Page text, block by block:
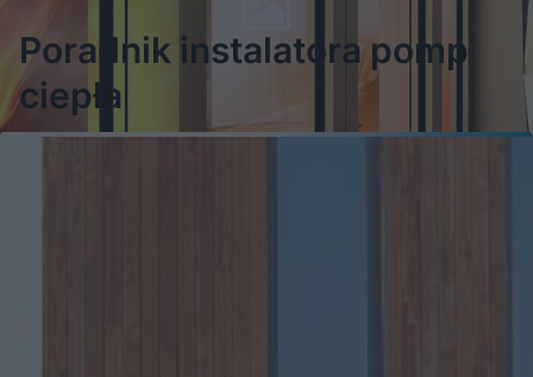
Poradnik instalatora pomp
ciepła